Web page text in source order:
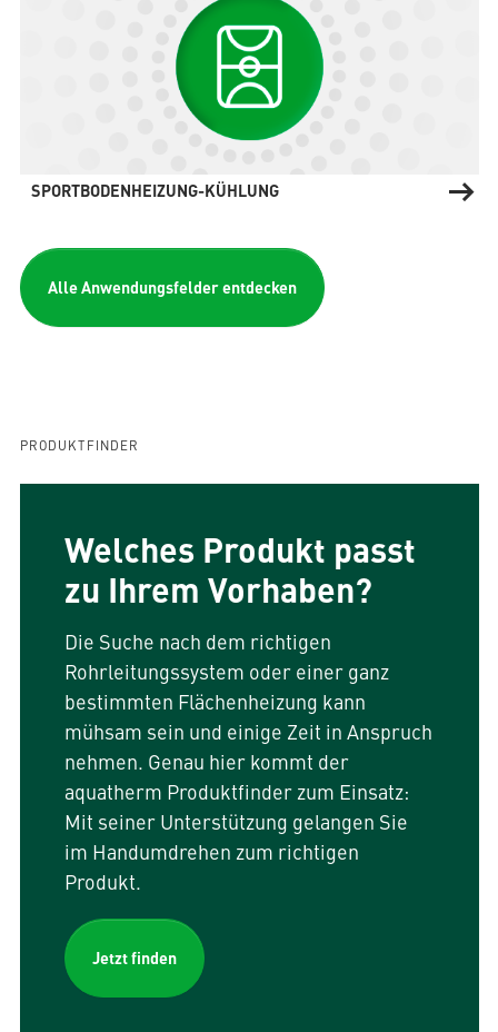
SPORTBODENHEIZUNG-KÜHLUNG
Alle Anwendungsfelder entdecken
PRODUKTFINDER
Welches Produkt passt
zu Ihrem Vorhaben?
Die Suche nach dem richtigen
Rohrleitungssystem oder einer ganz
bestimmten Flächenheizung kann
mühsam sein und einige Zeit in Anspruch
nehmen. Genau hier kommt der
aquatherm Produktfinder zum Einsatz:
Mit seiner Unterstützung gelangen Sie
im Handumdrehen zum richtigen
Produkt.
Jetzt finden